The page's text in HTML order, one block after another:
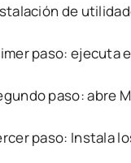
de
paso: ejecuta
paso: abre
paso: Instala